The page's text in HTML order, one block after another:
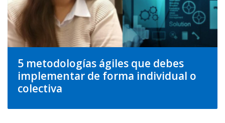
5 metodologías ágiles que debes
implementar de forma individual o
colectiva